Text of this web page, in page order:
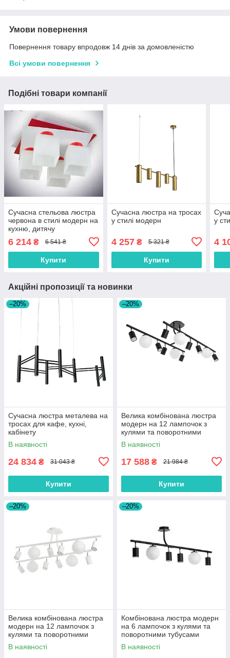
Умови повернення
Повернення товару впродовж 14 днів за домовленістю
Всі умови повернення
Подібні товари компанії
Сучасна стельова люстра
червона в стилі модерн на
кухню, дитячу
6 214 ₴ 6 541 ₴
Купити
Сучасна люстра на тросах
у стилі модерн
4 257₴ 5 321 ₴
Купити
у
4
Акційні пропозиції та новинки
–20%
Сучасна люстра металева на
тросах для кафе, кухні,
кабінету
В наявності
24 834 ₴ 31 043 ₴
Купити
–20%
Велика комбінована люстра
модерн на 12 лампочок з
кулями та поворотними
тубусами
В наявності
17 588 ₴ 21 984 ₴
Купити
–20%
Велика комбінована люстра
модерн на 12 лампочок з
кулями та поворотними
тубусами
В наявності
–20%
Комбінована люстра модерн
на 6 лампочок з кулями та
поворотними тубусами
В наявності